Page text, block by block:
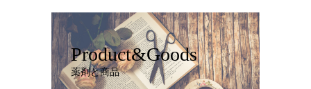
Product&Goods
薬剤と商品